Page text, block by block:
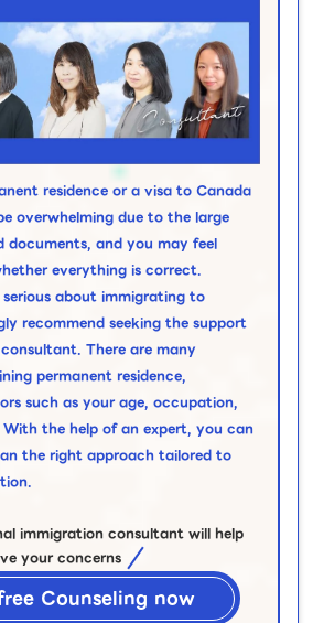
residence or a visa to Canada
overwhelming due to the large
documents, and you may feel
everything is correct.
about immigrating to
recommend seeking the support
There are many
permanent residence,
such as your age, occupation,
the help of an expert, you can
the right approach tailored to
immigration consultant will help
your concerns
Counseling now